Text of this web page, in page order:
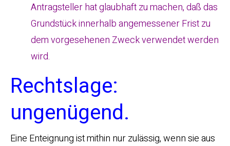
Antragsteller hat glaubhaft zu machen, daß das
Grundstück innerhalb angemessener Frist zu
dem vorgesehenen Zweck verwendet werden
wird.
Rechtslage:
ungenügend.
Eine Enteignung ist mithin nur zulässig, wenn sie aus